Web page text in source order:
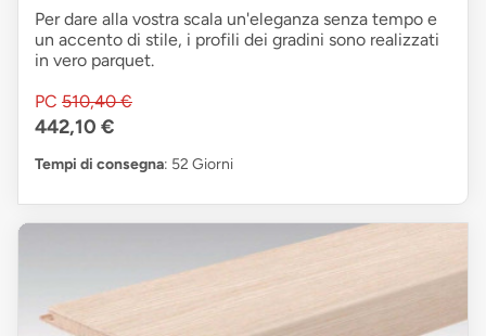
Per dare alla vostra scala un'eleganza senza tempo e
un accento di stile, i profili dei gradini sono realizzati
in vero parquet.
PC 510,40 €
442,10 €
Tempi di consegna: 52 Giorni